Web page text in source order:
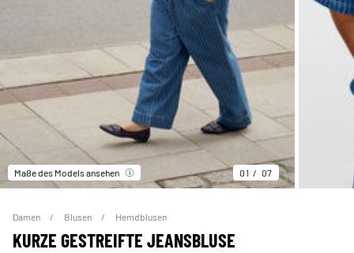
Maße des Models ansehen 01 07
Damen Blusen Hemdblusen
KURZE GESTREIFTE JEANSBLUSE